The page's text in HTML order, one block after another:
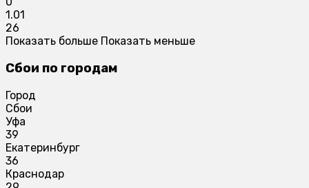
1.01
26
Показать больше Показать меньше
Сбои по городам
Город
Сбои
Уфа
39
Екатеринбург
36
Краснодар